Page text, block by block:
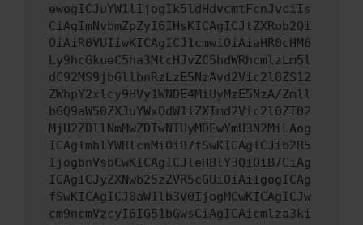
ewogICJuYW1lIjogIk5ldHdvcmtFcnJvciIs
CiAgImNvbmZpZyI6IHsKICAgICJtZXRob2Qi
OiAiR0VUIiwKICAgICJ1cmwiOiAiaHR0cHM6
Ly9hcGkueC5ha3MtcHJvZC5hdWRhcmlzLm5l
dC92MS9jbGllbnRzLzE5NzAvd2Vic2l0ZS12
ZWhpY2xlcy9HVy1WNDE4MiUyMzE5NzA/Zmll
bGQ9aW50ZXJuYWxOdW1iZXImd2Vic2l0ZT02
MjU2ZDllNmMwZDIwNTUyMDEwYmU3N2MiLAog
ICAgImhlYWRlcnMiOiB7fSwKICAgICJib2R5
IjogbnVsbCwKICAgICJleHBlY3QiOiB7CiAg
ICAgICJyZXNwb25zZVR5cGUiOiAiIgogICAg
fSwKICAgICJ0aW1lb3V0IjogMCwKICAgICJw
cm9ncmVzcyI6IG51bGwsCiAgICAicmlza3ki